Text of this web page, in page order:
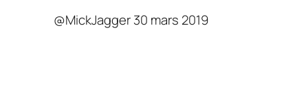
@MickJagger 30 mars 2019